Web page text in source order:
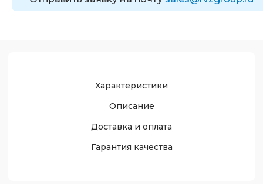
Характеристики
Описание
Доставка и оплата
Гарантия качества